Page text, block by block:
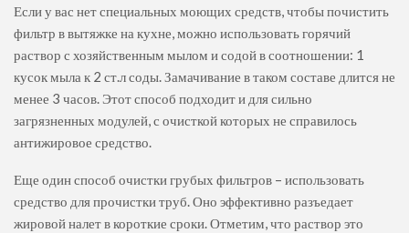
Если у вас нет специальных моющих средств, чтобы почистить
фильтр в вытяжке на кухне, можно использовать горячий
раствор с хозяйственным мылом и содой в соотношении: 1
кусок мыла к 2 ст.л соды. Замачивание в таком составе длится не
менее 3 часов. Этот способ подходит и для сильно
загрязненных модулей, с очисткой которых не справилось
антижировое средство.
Еще один способ очистки грубых фильтров – использовать
средство для прочистки труб. Оно эффективно разъедает
жировой налет в короткие сроки. Отметим, что раствор это